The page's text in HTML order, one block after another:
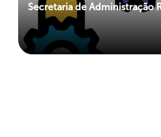
Secretaria de Administração